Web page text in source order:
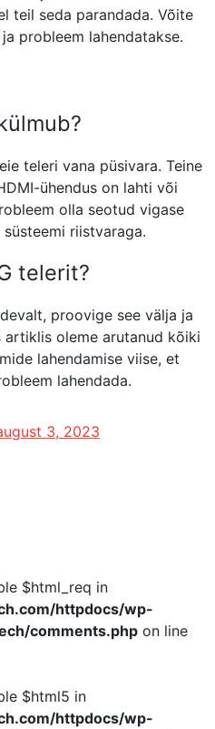
teil seda parandada. Võite
probleem lahendatakse.
teleri vana püsivara. Teine
ühendus on lahti või
olla seotud vigase
riistvaraga.
telerit?
proovige see välja ja
artiklis oleme arutanud kõiki
lahendamise viise, et
lahendada.
3, 2023
$html_req in
httpdocs/wp-
comments.php on line
$html5 in
httpdocs/wp-